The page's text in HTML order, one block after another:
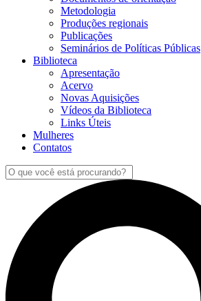
Metodologia
Produções regionais
Publicações
Seminários de Políticas Públicas
Biblioteca
Apresentação
Acervo
Novas Aquisições
Vídeos da Biblioteca
Links Úteis
Mulheres
Contatos